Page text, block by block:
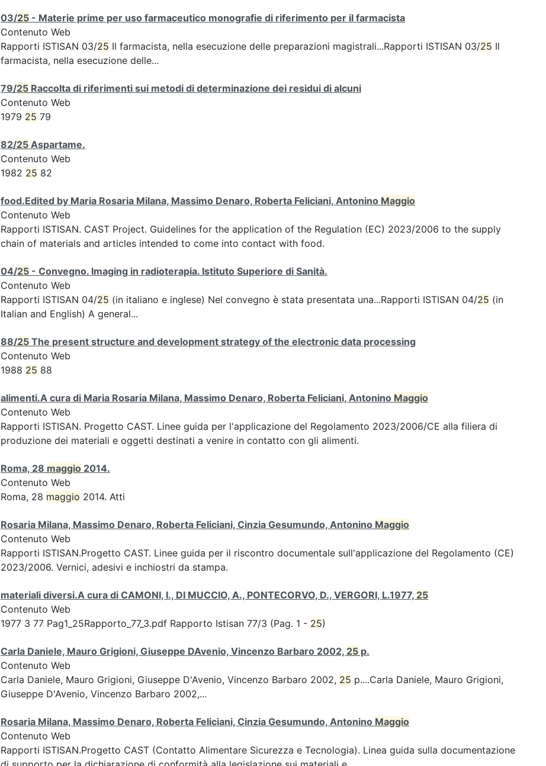
03/25 - Materie prime per uso farmaceutico monografie di riferimento per il farmacista
Contenuto Web
Rapporti ISTISAN 03/25 Il farmacista, nella esecuzione delle preparazioni magistrali...Rapporti ISTISAN 03/25 Il
farmacista, nella esecuzione delle...
79/25 Raccolta di riferimenti sui metodi di determinazione dei residui di alcuni
Contenuto Web
1979 25 79
82/25 Aspartame.
Contenuto Web
1982 25 82
food.Edited by Maria Rosaria Milana, Massimo Denaro, Roberta Feliciani, Antonino Maggio
Contenuto Web
Rapporti ISTISAN. CAST Project. Guidelines for the application of the Regulation (EC) 2023/2006 to the supply
chain of materials and articles intended to come into contact with food.
04/25 - Convegno. Imaging in radioterapia. Istituto Superiore di Sanità.
Contenuto Web
Rapporti ISTISAN 04/25 (in italiano e inglese) Nel convegno è stata presentata una...Rapporti ISTISAN 04/25 (in
Italian and English) A general...
88/25 The present structure and development strategy of the electronic data processing
Contenuto Web
1988 25 88
alimenti.A cura di Maria Rosaria Milana, Massimo Denaro, Roberta Feliciani, Antonino Maggio
Contenuto Web
Rapporti ISTISAN. Progetto CAST. Linee guida per l'applicazione del Regolamento 2023/2006/CE alla filiera di
produzione dei materiali e oggetti destinati a venire in contatto con gli alimenti.
Roma, 28 maggio 2014.
Contenuto Web
Roma, 28 maggio 2014. Atti
Rosaria Milana, Massimo Denaro, Roberta Feliciani, Cinzia Gesumundo, Antonino Maggio
Contenuto Web
Rapporti ISTISAN.Progetto CAST. Linee guida per il riscontro documentale sull'applicazione del Regolamento (CE)
2023/2006. Vernici, adesivi e inchiostri da stampa.
materiali diversi.A cura di CAMONI, I., DI MUCCIO, A., PONTECORVO, D., VERGORI, L.1977, 25
Contenuto Web
1977 3 77 Pag1_25Rapporto_77_3.pdf Rapporto Istisan 77/3 (Pag. 1 - 25)
Carla Daniele, Mauro Grigioni, Giuseppe DAvenio, Vincenzo Barbaro 2002, 25 p.
Contenuto Web
Carla Daniele, Mauro Grigioni, Giuseppe D'Avenio, Vincenzo Barbaro 2002, 25 p....Carla Daniele, Mauro Grigioni,
Giuseppe D'Avenio, Vincenzo Barbaro 2002,...
Rosaria Milana, Massimo Denaro, Roberta Feliciani, Cinzia Gesumundo, Antonino Maggio
Contenuto Web
Rapporti ISTISAN.Progetto CAST (Contatto Alimentare Sicurezza e Tecnologia). Linea guida sulla documentazione